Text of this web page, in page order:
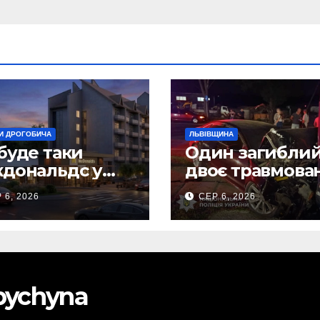
ДРОГОБИЧА
таки
у
(Фото)
6, 2026
ЛЬВІВЩИНА
Один
двоє
внаслідок ДТП
Самбірщині
СЕР 6, 2026